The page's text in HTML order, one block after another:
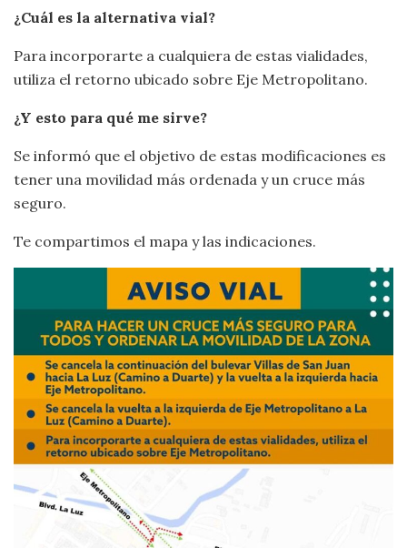
¿Cuál es la alternativa vial?
Para incorporarte a cualquiera de estas vialidades,
utiliza el retorno ubicado sobre Eje Metropolitano.
¿Y esto para qué me sirve?
Se informó que el objetivo de estas modificaciones es
tener una movilidad más ordenada y un cruce más
seguro.
Te compartimos el mapa y las indicaciones.